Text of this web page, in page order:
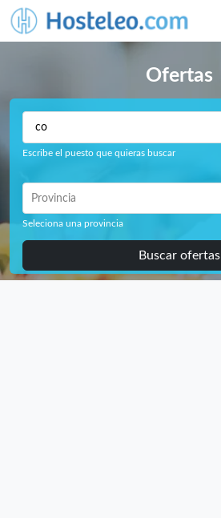
Ofertas
Escribe el puesto que quieras buscar
Provincia
Seleciona una provincia
Buscar ofertas